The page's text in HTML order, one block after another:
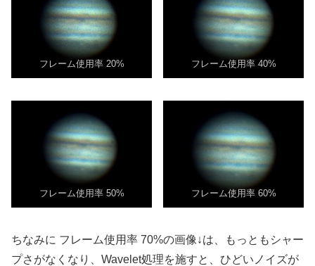
フレーム使用率 20% フレーム使用率 40%
フレーム使用率 50% フレーム使用率 60%
ちなみに フレーム使用率 70%の画像↓は、もっともシャー
プさがなくなり、Wavelet処理を施すと、ひどいノイズが